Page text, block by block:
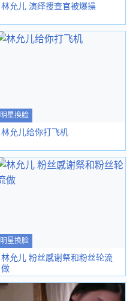
林允儿 演绎搜查官被爆操
明星换脸
林允儿给你打飞机
明星换脸
林允儿 粉丝感谢祭和粉丝轮流
做